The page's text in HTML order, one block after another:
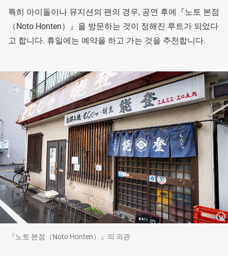
특히 아이돌이나 뮤지션의 팬의 경우, 공연 후에『노토 본점
（Noto Honten）』을 방문하는 것이 정해진 루트가 되었다
고 합니다. 휴일에는 예약을 하고 가는 것을 추천합니다.
『노토 본점（Noto Honten）』의 외관